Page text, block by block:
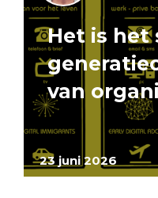
23 juni 2026
Het is het
van